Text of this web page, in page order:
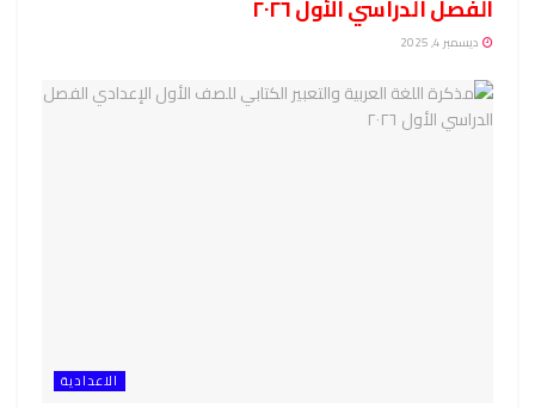
الفصل الدراسي الأول ٢٠٢٦
ديسمبر 4, 2025
الاعدادية